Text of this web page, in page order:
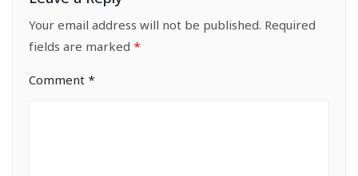
Your email address will not be published. Required
fields are marked *
Comment *